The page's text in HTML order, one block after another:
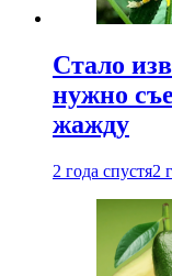
Стало
нужно
жажду
2 года спустя2